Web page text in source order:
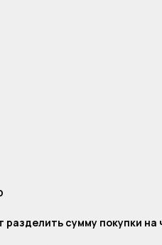
сумму покупки